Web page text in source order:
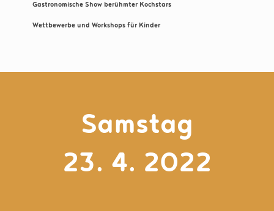
Gastronomische Show berühmter Kochstars
Wettbewerbe und Workshops für Kinder
Samstag
23. 4. 2022